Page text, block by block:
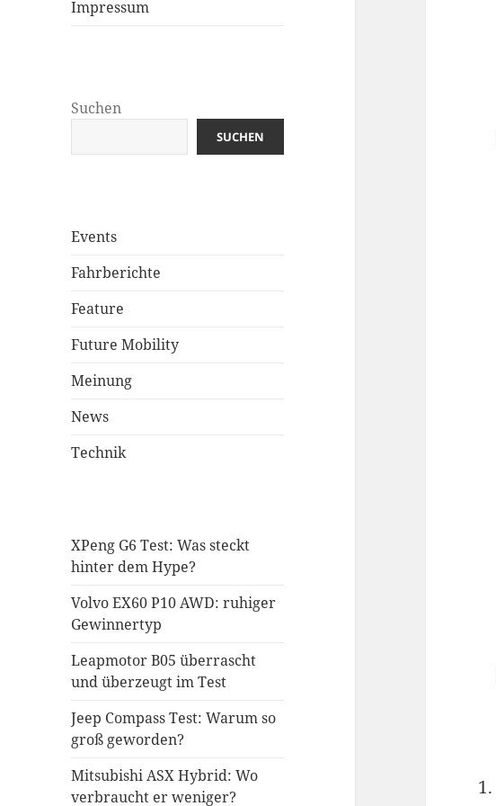
Impressum
Suchen
SUCHEN
Events
Fahrberichte
Feature
Future Mobility
Meinung
News
Technik
XPeng G6 Test: Was steckt
hinter dem Hype?
Volvo EX60 P10 AWD: ruhiger
Gewinnertyp
Leapmotor B05 überrascht
und überzeugt im Test
Jeep Compass Test: Warum so
groß geworden?
Mitsubishi ASX Hybrid: Wo
verbraucht er weniger?